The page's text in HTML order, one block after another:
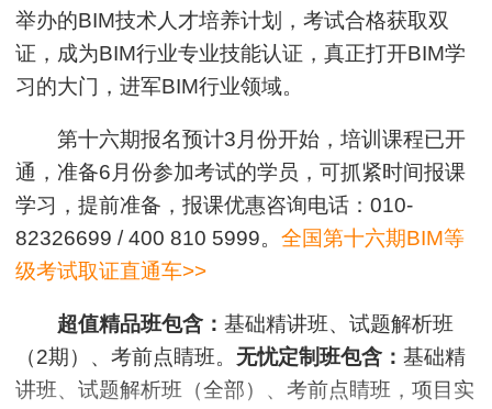
举办的BIM技术人才培养计划，考试合格获取双
证，成为BIM行业专业技能认证，真正打开BIM学
习的大门，进军BIM行业领域。
第十六期报名预计3月份开始，培训课程已开
通，准备6月份参加考试的学员，可抓紧时间报课
学习，提前准备，报课优惠咨询电话：010-
82326699 / 400 810 5999。全国第十六期BIM等
级考试取证直通车>>
超值精品班包含：基础精讲班、试题解析班
（2期）、考前点睛班。 无忧定制班包含：基础精
讲班、试题解析班（全部）、考前点睛班，项目实